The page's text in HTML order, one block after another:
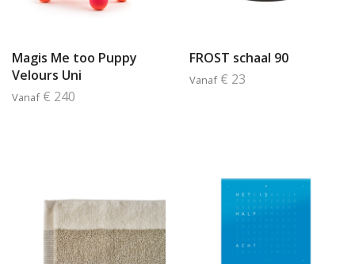
Magis Me too Puppy
Velours Uni
Vanaf € 240
FROST schaal 90
Vanaf € 23